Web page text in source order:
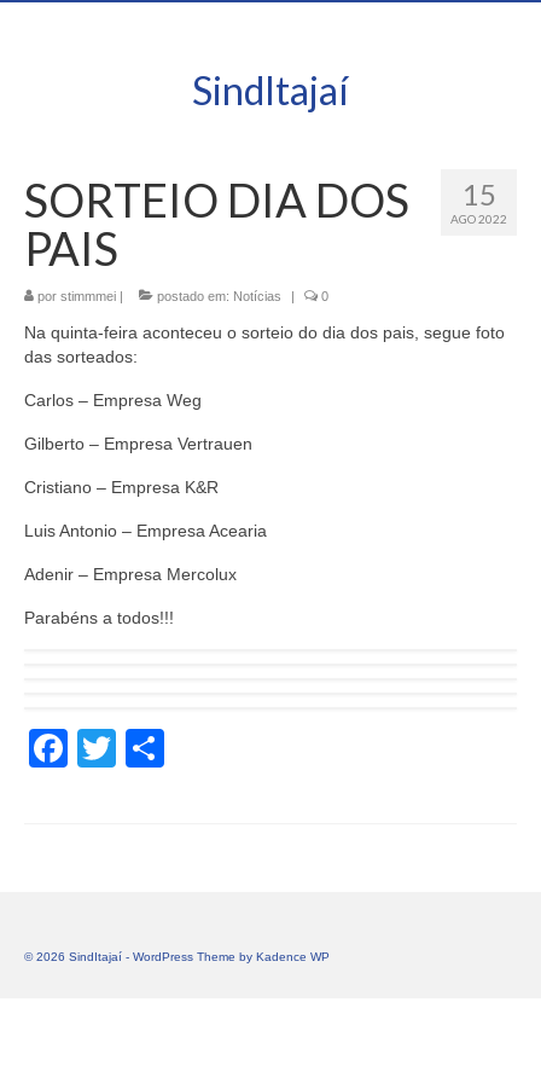
SindItajaí
15
AGO 2022
SORTEIO DIA DOS
PAIS
por stimmmei | postado em: Notícias | 0
Na quinta-feira aconteceu o sorteio do dia dos pais, segue foto
das sorteados:
Carlos – Empresa Weg
Gilberto – Empresa Vertrauen
Cristiano – Empresa K&R
Luis Antonio – Empresa Acearia
Adenir – Empresa Mercolux
Parabéns a todos!!!
Facebook
Twitter
© 2026 SindItajaí - WordPress Theme by Kadence WP